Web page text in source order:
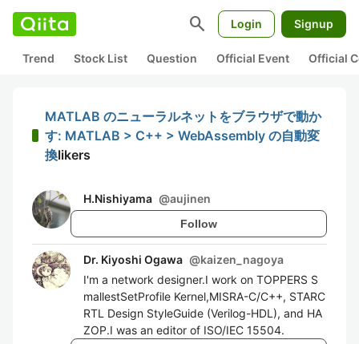
search Login Signup
Trend Stock List Question Official Event Official
MATLAB のニューラルネットをブラウザで動か
す: MATLAB > C++ > WebAssembly の自動変
換likers
H.Nishiyama @aujinen
Follow
Dr. Kiyoshi Ogawa @kaizen_nagoya
I'm a network designer.I work on TOPPERS S
mallestSetProfile Kernel,MISRA-C/C++, STARC
RTL Design StyleGuide (Verilog-HDL), and HA
ZOP.I was an editor of ISO/IEC 15504.